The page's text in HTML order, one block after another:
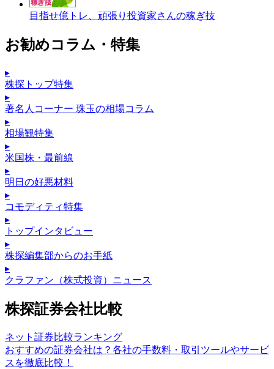
目指せ億トレ、頑張り投資家さんの稼ぎ技
お勧めコラム・特集
▸
株探トップ特集
▸
著名人コーナー 珠玉の相場コラム
▸
相場観特集
▸
米国株・最前線
▸
明日の好悪材料
▸
コモディティ特集
▸
トップインタビュー
▸
株探編集部からのお手紙
▸
クラファン（株式投資）ニュース
株探証券会社比較
ネット証券比較ランキング
おすすめの証券会社は？各社の手数料・取引ツールやサービ
スを徹底比較！